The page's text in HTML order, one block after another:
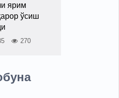
ярим
ўсиш
270